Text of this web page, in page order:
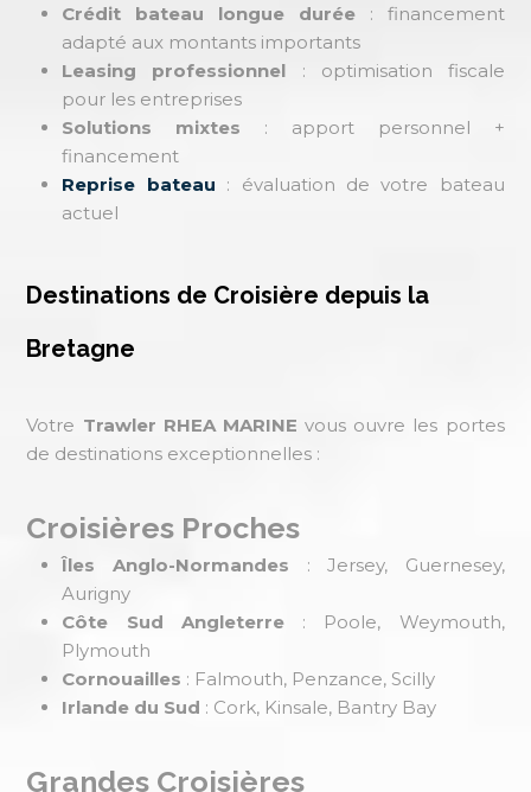
Crédit bateau longue durée: financement
adapté aux montants importants
Leasing professionnel : optimisation fiscale
pour les entreprises
Solutions mixtes : apport personnel +
financement
Reprise bateau : évaluation de votre bateau
actuel
Destinations de Croisière depuis la
Bretagne
Votre Trawler RHEA MARINE vous ouvre les portes
de destinations exceptionnelles :
Croisières Proches
Îles Anglo-Normandes : Jersey, Guernesey,
Aurigny
Côte Sud Angleterre: Poole, Weymouth,
Plymouth
Cornouailles : Falmouth, Penzance, Scilly
Irlande du Sud : Cork, Kinsale, Bantry Bay
Grandes Croisières